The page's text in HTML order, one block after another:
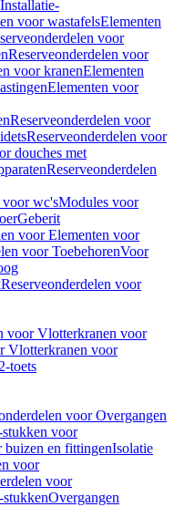
Installatie-
voor wastafelsElementen
voor
Reserveonderdelen voor
voor kranenElementen
Elementen voor
Reserveonderdelen voor
Reserveonderdelen voor
douches met
Reserveonderdelen
voor wc'sModules voor
Geberit
voor Elementen voor
voor ToebehorenVoor
Reserveonderdelen voor
voor Vlotterkranen voor
Vlotterkranen voor
2-toets
voor Overgangen
voor
buizen en fittingenIsolatie
voor
voor
Overgangen